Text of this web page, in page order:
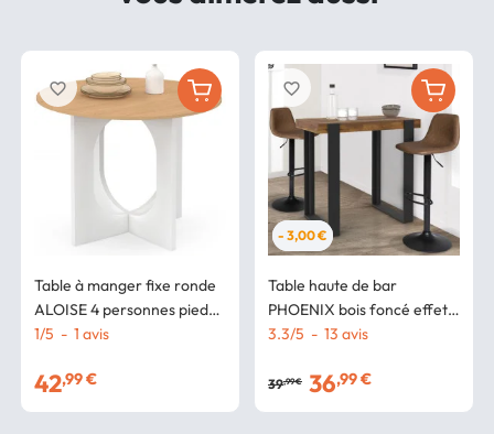
Table à manger fixe ronde
ALOISE 4 personnes pied
arc blanc et bois 80 cm
1/5 - 1 avis
42,99 €
favorite_border
- 3,00 €
Table haute de bar
PHOENIX bois foncé effet
vieilli et noir 90 cm
3.3/5 - 13 avis
39,99 € 36,99 €
favorite_border